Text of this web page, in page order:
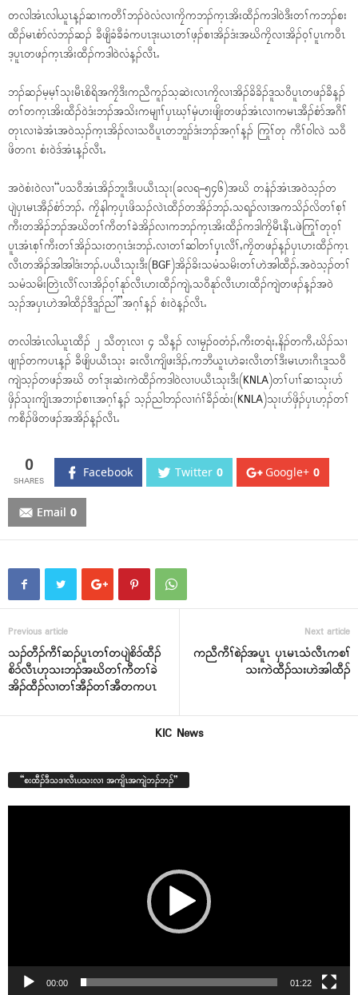
တလါအံၤလါယူၤန့ၣ်ဆၢကတီၢ်ဘၣ်၀ဲလံလၢကၠိကဘၣ်က့ၤအိးထီၣ်ကဒါ၀ဲဒီးတၢ်ကဘၣ်စး
ထီၣ်မၤစံာ်လံဘၣ်ဆၣ် ခီဖျိခံခီခံကပၤဒုးယၤတၢ်ဖ့ၣ်စၢအိၣ်ဒံးအဃိကၠိလၢအိၣ်၀့ၢ်ပူၤက၀ီၤ
ဒ့ပူၤတဖၣ်က့ၤအိးထီၣ်ကဒါ၀ဲလံန့ၣ်လီၤႉ
ဘၣ်ဆၣ်မ့မ့ၢ်သုးမီၤစိရိအကၠိဒီးကညီကူၣ်သ့ဆဲးလၤကၠိလၢအိၣ်ခိခိၣ်ဒူသ၀ီပူၤတဖၣ်ခီန့ၣ်
တၢ်တက့ၤအိးထီၣ်၀ဲဒံးဘၣ်အသိးကမျၢၢ်ၦၤဃ့ၢ်မှံဟးဖျိးတဖၣ်အံၤလၢကမၤအီၣ်စံာ်အဂီၢ်
တုၤလၢခဲအံၤအ၀ဲသ့ၣ်က့ၤအိၣ်လၢသ၀ီပူၤတဘူၣ်ဒံးဘၣ်အဂ့ၢ်န့ၣ် ကြုၢ်တု ကီၢ်၀ါလဲ သ၀ီ
ဖိတဂၤ စံး၀ဲဒ်အံၤန့ၣ်လီၤႉ
အ၀ဲစံး၀ဲလၢ“ပသ၀ီအံၤအိၣ်ဘူးဒီးပယီၤသုး(ခလရ–၅၄၆)အဃိ တနံၣ်အံၤအ၀ဲသ့ၣ်တ
ပျဲၦၤမၤအီၣ်စံာ်ဘၣ်ႉ ကၠိနါက့ၦၤဖိသၣ်လဲၤထီၣ်တအိၣ်ဘၣ်ႉသရၣ်လၢအကသိၣ်လိတၢ်စ့ၢ်
ကီးတအိၣ်ဘၣ်အဃိတၢ်ကီတၢ်ခဲအိၣ်လၢကဘၣ်က့ၤအိးထီၣ်ကဒါကၠိမီၤနီၤႉဖဲကြုၢ်တု၀့ၢ်
ပူၤအံၤစ့ၢ်ကီးတၢ်အိၣ်သးတဂ့ၤဒံးဘၣ်ႉလၢတၢ်ဆါတၢ်ၦ့ၤလီၢ်ႇကၠိတဖၣ်န့ၣ်ၦၤဟးထီၣ်က့ၤ
လီၤတအိၣ်အါအါဒံးဘၣ်ႉပယီၤသုးဒီး(BGF)အိၣ်ခိးသမံသမိးတၢ်ဟဲအါထီၣ်ႉအ၀ဲသ့ၣ်တၢ်
သမံသမိးတြဲၤလီၢ်လၢအိၣ်၀့ၢ်နုာ်လီၤဟးထီၣ်ကျဲႇသ၀ီနုာ်လီၤဟးထီၣ်ကျဲတဖၣ်န့ၣ်အ၀ဲ
သ့ၣ်အၦၤဟဲအါထီၣ်ဒီဒူၣ်ညါ”အဂ့ၢ်န့ၣ် စံး၀ဲန့ၣ်လီၤႉ
တလါအံၤလါယူၤထီၣ် ၂ သီတုၤလၢ ၄ သီန့ၣ် လၢမၠၣ်၀တံၣ်ႇကီးတရံးႇနိၣ်တကီႇဃိၣ်သၢ
ဖျၢၣ်တကပၤန့ၣ် ခီဖျိပယီၤသုး ခးလီၤကျိဖးဒိၣ်ႇကဘီယူၤဟဲခးလီၤတၢ်ဒီးမၤဟးဂီၤဒူသ၀ီ
ကျဲသ့ၣ်တဖၣ်အဃိ တၢ်ဒုးဆဲးကဲထီၣ်ကဒါ၀ဲလၢပယီၤသုးဒီး(KNLA)တၢ်ပၢၢ်ဆၢသုးပာ်
ဖှိၣ်သုးကျိၤအဘၢၣ်စၢၤအဂ့ၢ်န့ၣ် သ့ၣ်ညါဘၣ်လၢဂံၢ်ခီၣ်ထံး(KNLA)သုးပာ်ဖှိၣ်ၦၤဟ့ၣ်တၢ်
ကစီၣ်ဖိတဖၣ်အအိၣ်န့ၣ်လီၤႉ
0 Facebook Twitter 0 Google+ 0
Email 0
Previous article
သၣ်တီၣ်ကီၢ်ဆၣ်ပူၤတၢ်တပျဲစိ၁်ထီၣ်
စိ၁်လီၤဟုသးဘၣ်အဃိတၢ်ကီတၢ်ခဲ
အိၣ်ထီၣ်လၢတၢ်အီၣ်တၢ်အီတကပၤ
Next article
ကညီကီၢ်စဲၣ်အပူၤ ၦၤမၤသံလီၤကစၢ်
သးကဲထီၣ်သးဟဲအါထီၣ်
KIC News
“စးထီၣ်ဒီသဒၢလီၤပသးလၢ အကျိၤအကျဲဘၣ်ဘၣ်”
00:00 01:22